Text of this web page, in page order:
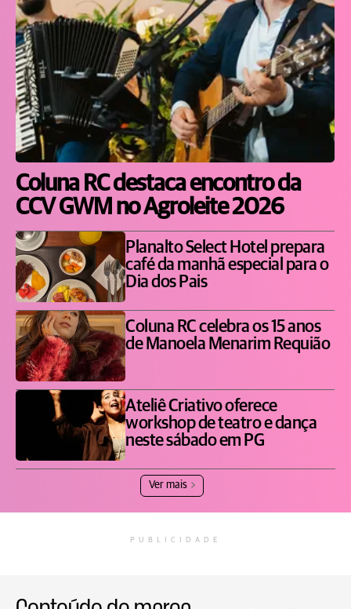
Coluna RC destaca encontro da
CCV GWM no Agroleite 2026
Planalto Select Hotel prepara
café da manhã especial para o
Dia dos Pais
Coluna RC celebra os 15 anos
de Manoela Menarim Requião
Ateliê Criativo oferece
workshop de teatro e dança
neste sábado em PG
Ver mais
PUBLICIDADE